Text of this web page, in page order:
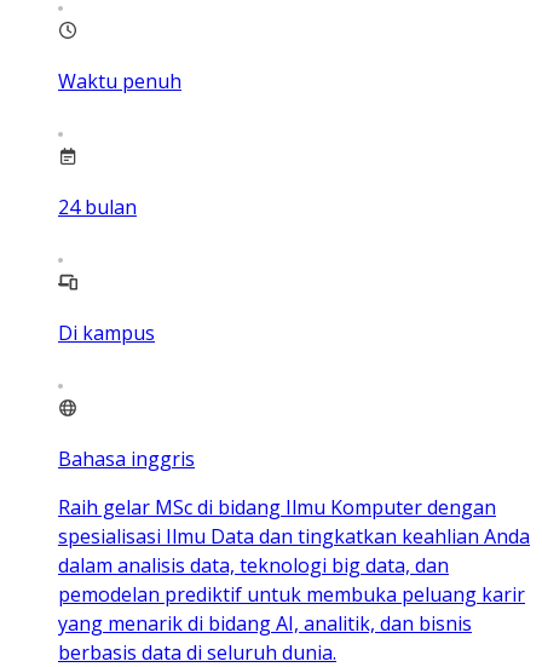
Waktu penuh
24 bulan
Di kampus
Bahasa inggris
Raih gelar MSc di bidang Ilmu Komputer dengan
spesialisasi Ilmu Data dan tingkatkan keahlian Anda
dalam analisis data, teknologi big data, dan
pemodelan prediktif untuk membuka peluang karir
yang menarik di bidang AI, analitik, dan bisnis
berbasis data di seluruh dunia.